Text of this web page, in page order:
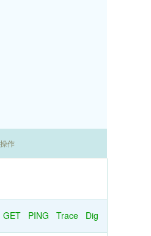
操作
GET PING Trace Dig